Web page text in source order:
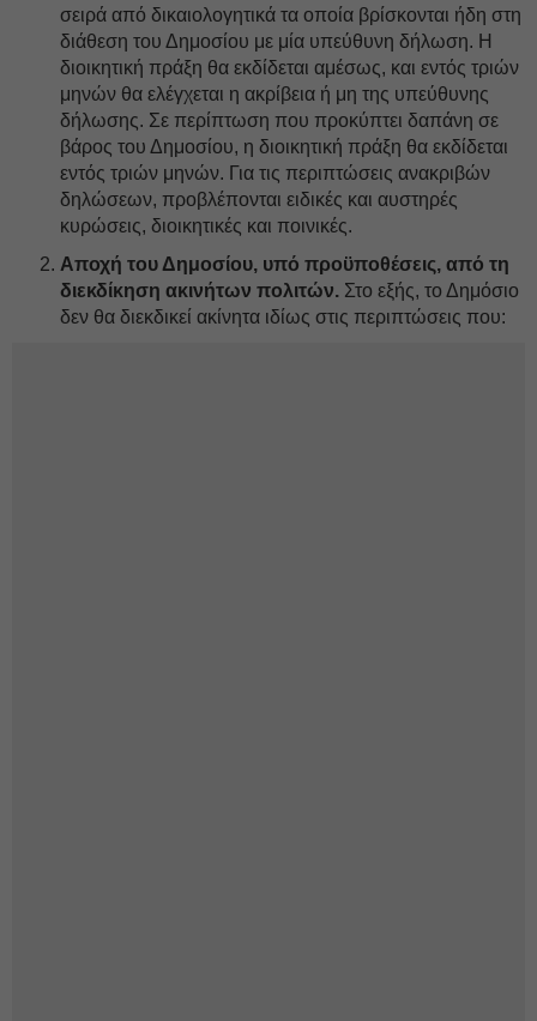
σειρά από δικαιολογητικά τα οποία βρίσκονται ήδη στη
διάθεση του Δημοσίου με μία υπεύθυνη δήλωση. Η
διοικητική πράξη θα εκδίδεται αμέσως, και εντός τριών
μηνών θα ελέγχεται η ακρίβεια ή μη της υπεύθυνης
δήλωσης. Σε περίπτωση που προκύπτει δαπάνη σε
βάρος του Δημοσίου, η διοικητική πράξη θα εκδίδεται
εντός τριών μηνών. Για τις περιπτώσεις ανακριβών
δηλώσεων, προβλέπονται ειδικές και αυστηρές
κυρώσεις, διοικητικές και ποινικές.
Αποχή του Δημοσίου, υπό προϋποθέσεις, από τη
διεκδίκηση ακινήτων πολιτών. Στο εξής, το Δημόσιο
δεν θα διεκδικεί ακίνητα ιδίως στις περιπτώσεις που: